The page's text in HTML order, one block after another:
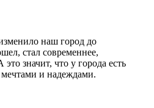
наш город до
стал современнее,
значит, что у города есть
и надеждами.